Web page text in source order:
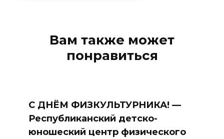
Вам также может
понравиться
С ДНЁМ ФИЗКУЛЬТУРНИКА! —
Республиканский детско-
юношеский центр физического